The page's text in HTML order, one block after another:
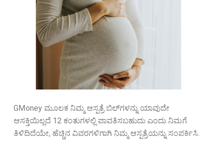
GMoney ಮೂಲಕ ನಿಮ್ಮ ಆಸ್ಪತ್ರೆ ಬಿಲ್‌ಗಳನ್ನು ಯಾವುದೇ
ಆಸಕ್ತಿಯಿಲ್ಲದೆ 12 ಕಂತುಗಳಲ್ಲಿ ಪಾವತಿಸಬಹುದು ಎಂದು ನಿಮಗೆ
ತಿಳಿದಿದೆಯೇ, ಹೆಚ್ಚಿನ ವಿವರಗಳಿಗಾಗಿ ನಿಮ್ಮ ಆಸ್ಪತ್ರೆಯನ್ನು ಸಂಪರ್ಕಿಸಿ.